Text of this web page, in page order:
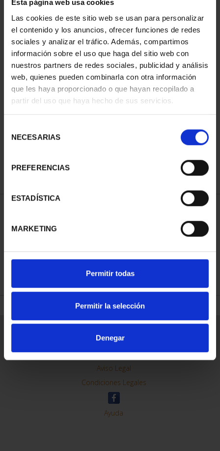
Esta página web usa cookies
Las cookies de este sitio web se usan para personalizar
el contenido y los anuncios, ofrecer funciones de redes
sociales y analizar el tráfico. Además, compartimos
información sobre el uso que haga del sitio web con
nuestros partners de redes sociales, publicidad y análisis
web, quienes pueden combinarla con otra información
que les haya proporcionado o que hayan recopilado a
partir del uso que haya hecho de sus servicios.
NECESARIAS
PREFERENCIAS
ESTADÍSTICA
MARKETING
Permitir todas
Permitir la selección
Denegar
€1,260.00
REFINE
Contacto
Preguntas Frequentes (FAQs)
Aviso Legal
Condiciones Legales
Ayuda